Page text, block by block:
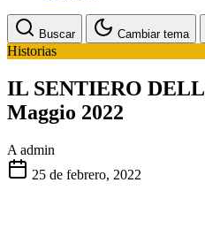
Buscar Cambiar tema
Historias
IL SENTIERO
Maggio 2022
A admin
25 de febrero, 2022